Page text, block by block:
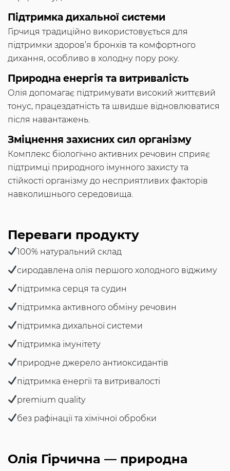
Підтримка дихальної системи
Гірчиця традиційно використовується для
підтримки здоров’я бронхів та комфортного
дихання, особливо в холодну пору року.
Природна енергія та витривалість
Олія допомагає підтримувати високий життєвий
тонус, працездатність та швидше відновлюватися
після навантажень.
Зміцнення захисних сил організму
Комплекс біологічно активних речовин сприяє
підтримці природного імунного захисту та
стійкості організму до несприятливих факторів
навколишнього середовища.
Переваги продукту
100% натуральний склад
сиродавлена олія першого холодного віджиму
підтримка серця та судин
підтримка активного обміну речовин
підтримка дихальної системи
підтримка імунітету
природне джерело антиоксидантів
підтримка енергії та витривалості
premium quality
без рафінації та хімічної обробки
Олія Гірчична — природна